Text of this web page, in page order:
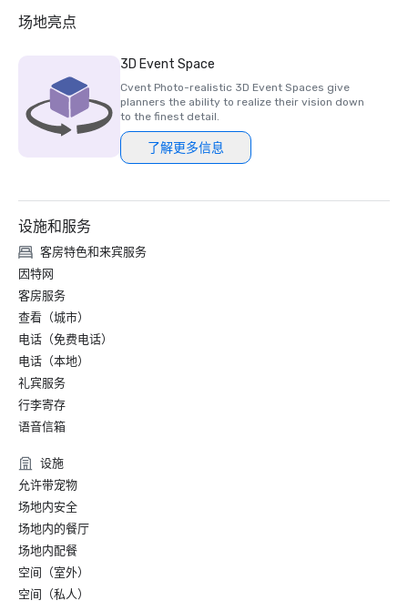
场地亮点
3D Event Space
Cvent Photo-realistic 3D Event Spaces give
planners the ability to realize their vision down
to the finest detail.
了解更多信息
设施和服务
客房特色和来宾服务
因特网
客房服务
查看（城市）
电话（免费电话）
电话（本地）
礼宾服务
行李寄存
语音信箱
设施
允许带宠物
场地内安全
场地内的餐厅
场地内配餐
空间（室外）
空间（私人）